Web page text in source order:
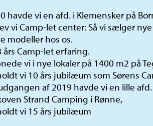
havde vi en afd. i Klemensker på
vi Camp-let center: Så vi sælger
modeller hos os.
års Camp-let erfaring.
vi i nye lokaler på 1400 m2 på
vi 10 års jubilæum som Sørens
af 2019 havde vi en lille
Strand Camping i Rønne,
vi 15 års jubilæum